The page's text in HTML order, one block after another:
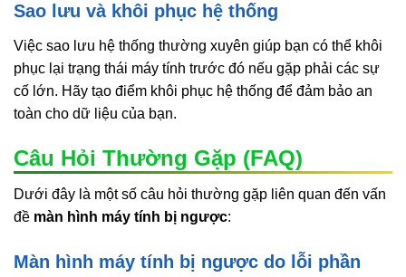
Sao lưu và khôi phục hệ thống
Việc sao lưu hệ thống thường xuyên giúp bạn có thể khôi
phục lại trạng thái máy tính trước đó nếu gặp phải các sự
cố lớn. Hãy tạo điểm khôi phục hệ thống để đảm bảo an
toàn cho dữ liệu của bạn.
Câu Hỏi Thường Gặp (FAQ)
Dưới đây là một số câu hỏi thường gặp liên quan đến vấn
đề màn hình máy tính bị ngược:
Màn hình máy tính bị ngược do lỗi phần